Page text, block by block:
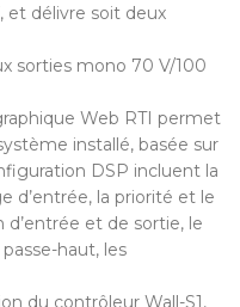
et délivre soit deux
sorties mono 70 V/100
Web RTI permet
installé, basée sur
DSP incluent la
d’entrée, la priorité et le
d’entrée et de sortie, le
haut, les